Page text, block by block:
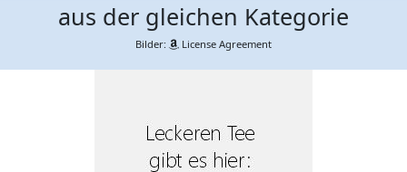
aus der gleichen Kategorie
Bilder: License Agreement